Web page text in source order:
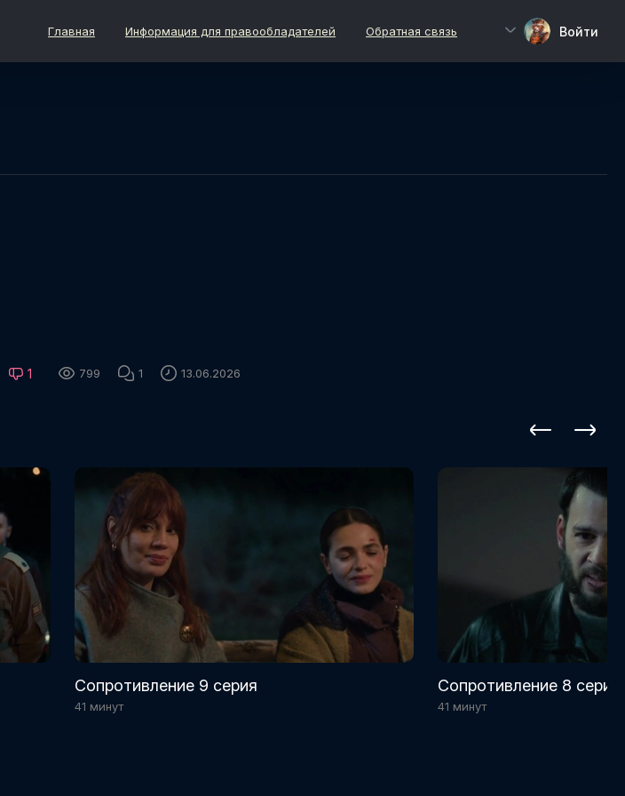
Главная Информация для правообладателей Обратная связь Войти
1 799 1 13.06.2026
Сопротивление 9 серия
41 минут
Сопротивление 8 серия
41 минут